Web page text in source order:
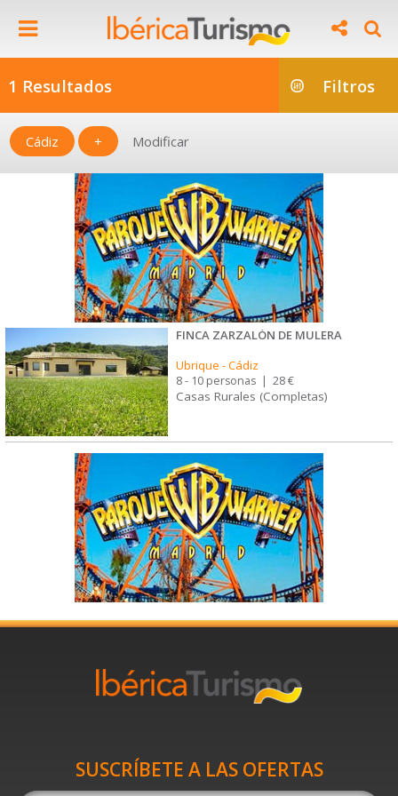
1 Resultados Filtros
Cádiz + Modificar
FINCA ZARZALÓN DE MULERA
Ubrique -Cádiz
8 - 10 personas | 28 €
Casas Rurales (Completas)
SUSCRÍBETE A LAS OFERTAS